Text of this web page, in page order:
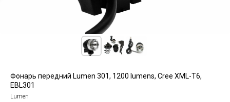
Фонарь передний Lumen 301, 1200 lumens, Cree XML-T6,
EBL301
Lumen